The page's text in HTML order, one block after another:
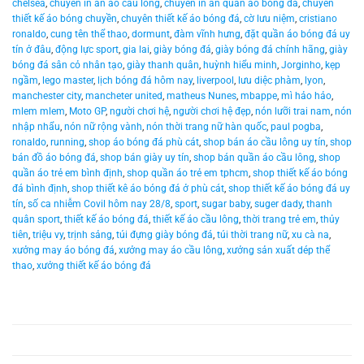
chelsea, chuyên in ấn áo cầu lông, chuyên in ấn quần áo bóng đá, chuyên
thiết kế áo bóng chuyền, chuyên thiết kế áo bóng đá, cờ lưu niệm, cristiano
ronaldo, cung tên thể thao, dormunt, đàm vĩnh hưng, đặt quần áo bóng đá uy
tín ở đâu, động lực sport, gia lai, giày bóng đá, giày bóng đá chính hãng, giày
bóng đá sân cỏ nhân tạo, giày thanh quân, huỳnh hiểu minh, Jorginho, kẹp
ngầm, lego master, lịch bóng đá hôm nay, liverpool, lưu diệc phàm, lyon,
manchester city, mancheter united, matheus Nunes, mbappe, mì hảo hảo,
mlem mlem, Moto GP, người chơi hệ, người chơi hệ đẹp, nón lưỡi trai nam, nón
nhập nhẩu, nón nữ rộng vành, nón thời trang nữ hàn quốc, paul pogba,
ronaldo, running, shop áo bóng đá phù cát, shop bán áo cầu lông uy tín, shop
bán đồ áo bóng đá, shop bán giày uy tín, shop bán quần áo cầu lông, shop
quần áo trẻ em bình định, shop quần áo trẻ em tphcm, shop thiết kế áo bóng
đá bình định, shop thiết kê áo bóng đá ở phù cát, shop thiết kế áo bóng đá uy
tín, số ca nhiễm Covil hôm nay 28/8, sport, sugar baby, suger dady, thanh
quân sport, thiết kế áo bóng đá, thiết kế áo cầu lông, thời trang trẻ em, thủy
tiên, triệu vy, trịnh sảng, túi đựng giày bóng đá, túi thời trang nữ, xu cà na,
xưởng may áo bóng đá, xưởng may áo cầu lông, xưởng sản xuất dép thể
thao, xưởng thiết kế áo bóng đá